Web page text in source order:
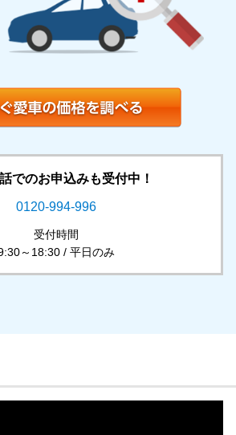
でのお申込みも受付中！
0120-994-996
受付時間
～18:30 / 平日のみ